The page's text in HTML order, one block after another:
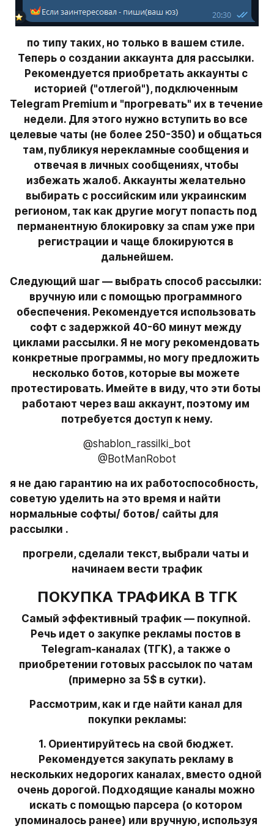
по типу таких, но только в вашем стиле.
Теперь о создании аккаунта для рассылки.
Рекомендуется приобретать аккаунты с
историей ("отлегой"), подключенным
Telegram Premium и "прогревать" их в течение
недели. Для этого нужно вступить во все
целевые чаты (не более 250-350) и общаться
там, публикуя нерекламные сообщения и
отвечая в личных сообщениях, чтобы
избежать жалоб. Аккаунты желательно
выбирать с российским или украинским
регионом, так как другие могут попасть под
перманентную блокировку за спам уже при
регистрации и чаще блокируются в
дальнейшем.
Следующий шаг — выбрать способ рассылки:
вручную или с помощью программного
обеспечения. Рекомендуется использовать
софт с задержкой 40-60 минут между
циклами рассылки. Я не могу рекомендовать
конкретные программы, но могу предложить
несколько ботов, которые вы можете
протестировать. Имейте в виду, что эти боты
работают через ваш аккаунт, поэтому им
потребуется доступ к нему.
@shablon_rassilki_bot
@BotManRobot
я не даю гарантию на их работоспособность,
советую уделить на это время и найти
нормальные софты/ ботов/ сайты для
рассылки .
прогрели, сделали текст, выбрали чаты и
начинаем вести трафик
ПОКУПКА ТРАФИКА В ТГК
Самый эффективный трафик — покупной.
Речь идет о закупке рекламы постов в
Telegram-каналах (ТГК), а также о
приобретении готовых рассылок по чатам
(примерно за 5$ в сутки).
Рассмотрим, как и где найти канал для
покупки рекламы:
1. Ориентируйтесь на свой бюджет.
Рекомендуется закупать рекламу в
нескольких недорогих каналах, вместо одной
очень дорогой. Подходящие каналы можно
искать с помощью парсера (о котором
упоминалось ранее) или вручную, используя